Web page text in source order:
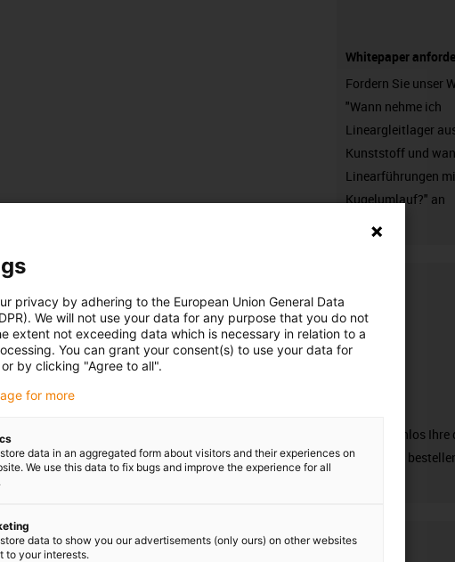
Whitepaper
Fordern Sie unser
"Wann nehme ich
Lineargleitlager
Kunststoff und
Linearführungen
Kugelumlauf?" an
Hier kostenlos
Musterbox
privacy by adhering to the European Union General Data
We will not use your data for any purpose that you do not
extent not exceeding data which is necessary in relation to a
You can grant your consent(s) to use your data for
by clicking "Agree to all".
for more
data in an aggregated form about visitors and their experiences on
We use this data to fix bugs and improve the experience for all
data to show you our advertisements (only ours) on other websites
to your interests.